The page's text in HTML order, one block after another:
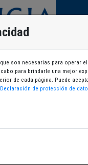
son necesarias para
para brindarle una mejor
de cada página. Puede
Declaración de protección de